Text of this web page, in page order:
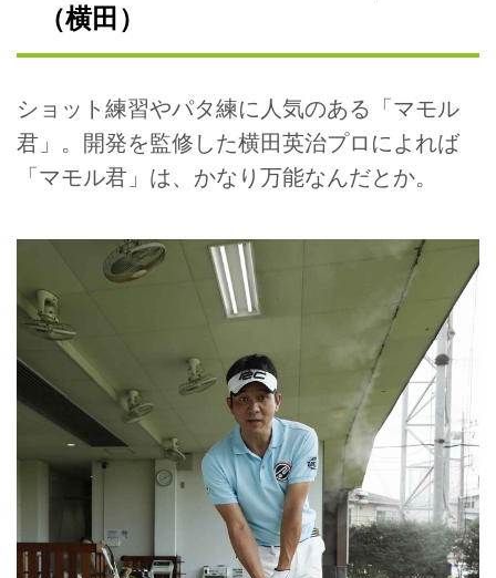
（横田）
ショット練習やパタ練に人気のある「マモル
君」。開発を監修した横田英治プロによれば
「マモル君」は、かなり万能なんだとか。